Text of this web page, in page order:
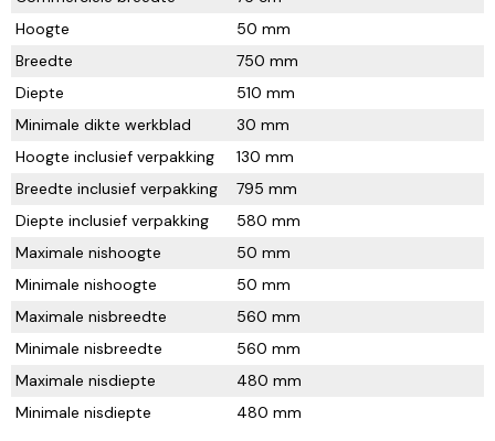
Hoogte
50 mm
Breedte
750 mm
Diepte
510 mm
Minimale dikte werkblad
30 mm
Hoogte inclusief verpakking
130 mm
Breedte inclusief verpakking
795 mm
Diepte inclusief verpakking
580 mm
Maximale nishoogte
50 mm
Minimale nishoogte
50 mm
Maximale nisbreedte
560 mm
Minimale nisbreedte
560 mm
Maximale nisdiepte
480 mm
Minimale nisdiepte
480 mm